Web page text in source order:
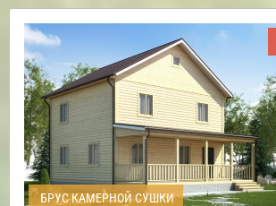
БРУС КАМЕРНОЙ СУШКИ